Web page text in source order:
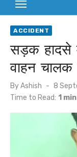
ACCIDENT
सड़क हादसे
वाहन चालक
ByAshish
Posted
on
8
Time to Read: 1 min